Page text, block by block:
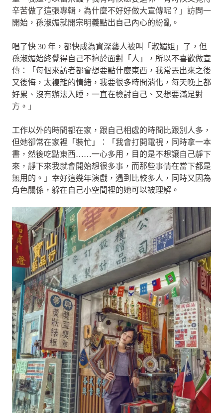
辛苦做了這張專輯，為什麼不好好做大宣傳呢？」訪問一
開始，孫淑媚就開宗明義點出自己內心的紛亂。
唱了快 30 年，都快成為資深藝人被叫「淑媚姐」了，但
孫淑媚始終覺得自己不擅於面對「人」，所以不喜歡做宣
傳：「每個來訪者都會想要點什麼東西，我常丟出來之後
又後悔，太複雜的情緒，我要很多時間消化，每天晚上都
好累、沒有辦法入睡，一直在檢討自己、又想要滿足對
方。」
工作以外的時間都在家，跟自己相處的時間比跟別人多，
但她卻常在家裡「裝忙」：「我會打開電視，同時拿一本
書，然後吃點東西……一心多用，目的是不想讓自己靜下
來，靜下來我就會開始想很多事，而那些事情在當下都是
無用的。」幸好這幾年演戲，遇到比較多人，同時又因為
角色關係，躲在自己小空間裡的她可以被理解。